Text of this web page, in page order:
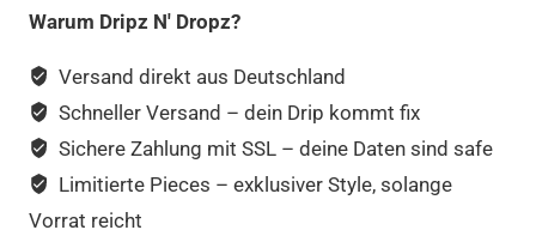
Warum Dripz N' Dropz?
Versand direkt aus Deutschland
Schneller Versand – dein Drip kommt fix
Sichere Zahlung mit SSL – deine Daten sind safe
Limitierte Pieces – exklusiver Style, solange
Vorrat reicht